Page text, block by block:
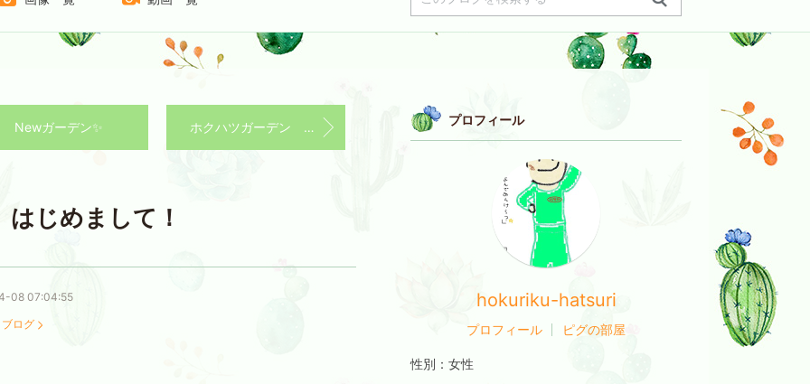
Newガーデン✨ ホクハツガーデン 冬から春に向けて
はじめまして！
08 07:04:55
ブログ
プロフィール
hokuriku-hatsuri
プロフィール ピグの部屋
性別： 女性